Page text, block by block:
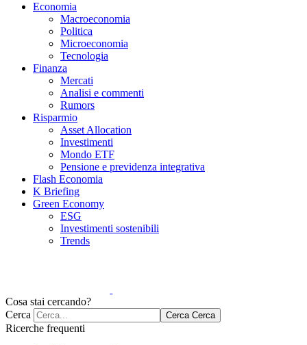
Economia
Macroeconomia
Politica
Microeconomia
Tecnologia
Finanza
Mercati
Analisi e commenti
Rumors
Risparmio
Asset Allocation
Investimenti
Mondo ETF
Pensione e previdenza integrativa
Flash Economia
K Briefing
Green Economy
ESG
Investimenti sostenibili
Trends
Cosa stai cercando?
Cerca
Cerca Cerca
Ricerche frequenti